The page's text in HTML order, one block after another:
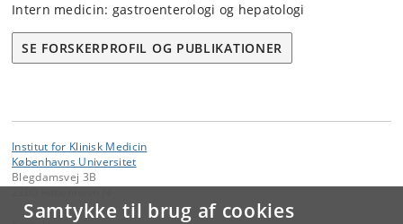
Samtykke til brug af cookies
Intern medicin: gastroenterologi og hepatologi
SE FORSKERPROFIL OG PUBLIKATIONER
Institut for Klinisk Medicin
Københavns Universitet
Blegdamsvej 3B